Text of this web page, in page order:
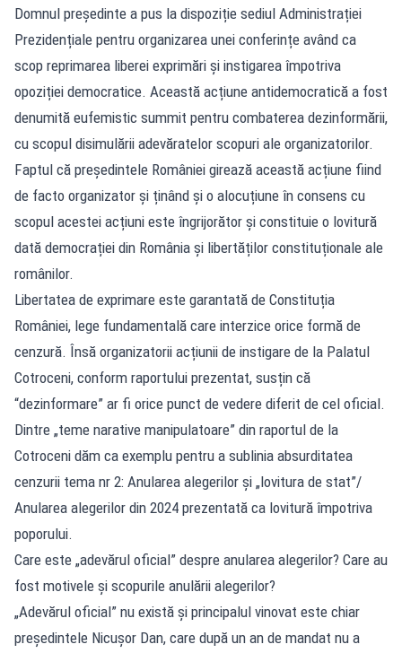
Domnul președinte a pus la dispoziție sediul Administrației
Prezidențiale pentru organizarea unei conferințe având ca
scop reprimarea liberei exprimări și instigarea împotriva
opoziției democratice. Această acțiune antidemocratică a fost
denumită eufemistic summit pentru combaterea dezinformării,
cu scopul disimulării adevăratelor scopuri ale organizatorilor.
Faptul că președintele României girează această acțiune fiind
de facto organizator și ținând și o alocuțiune în consens cu
scopul acestei acțiuni este îngrijorător și constituie o lovitură
dată democrației din România și libertăților constituționale ale
românilor.
Libertatea de exprimare este garantată de Constituția
României, lege fundamentală care interzice orice formă de
cenzură. Însă organizatorii acțiunii de instigare de la Palatul
Cotroceni, conform raportului prezentat, susțin că
“dezinformare” ar fi orice punct de vedere diferit de cel oficial.
Dintre „teme narative manipulatoare” din raportul de la
Cotroceni dăm ca exemplu pentru a sublinia absurditatea
cenzurii tema nr 2: Anularea alegerilor și „lovitura de stat”/
Anularea alegerilor din 2024 prezentată ca lovitură împotriva
poporului.
Care este „adevărul oficial” despre anularea alegerilor? Care au
fost motivele și scopurile anulării alegerilor?
„Adevărul oficial” nu există și principalul vinovat este chiar
președintele Nicușor Dan, care după un an de mandat nu a